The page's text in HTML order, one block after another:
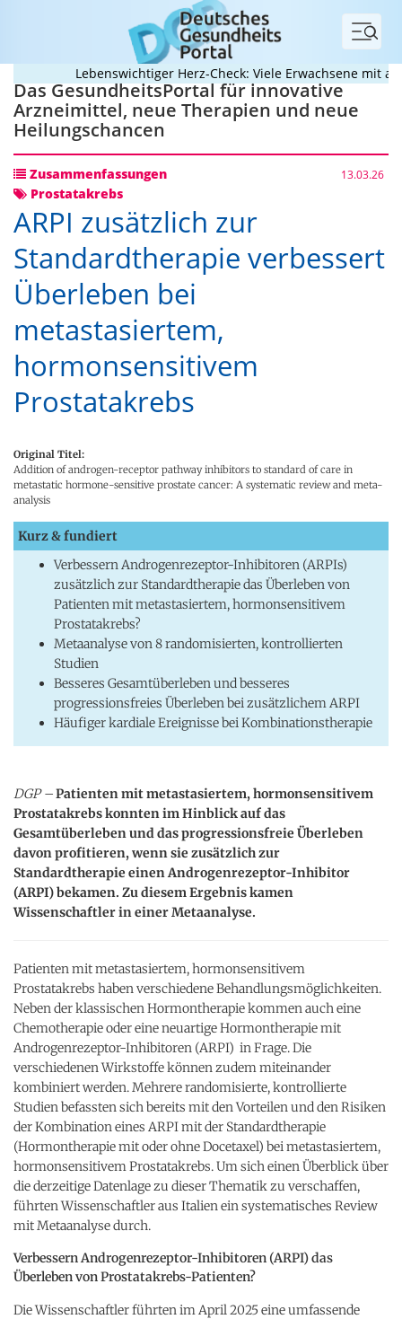
Menü
Lebenswichtiger Herz-Check: Viele Erwachsene mit
Das GesundheitsPortal für innovative
Arzneimittel, neue Therapien und neue
Heilungschancen
Zusammenfassungen 13.03.26
Prostatakrebs
ARPI zusätzlich zur
Standardtherapie verbessert
Überleben bei
metastasiertem,
hormonsensitivem
Prostatakrebs
Original Titel:
Addition of androgen-receptor pathway inhibitors to standard of care in
metastatic hormone-sensitive prostate cancer: A systematic review and meta-
analysis
Kurz & fundiert
Verbessern Androgenrezeptor-Inhibitoren (ARPIs)
zusätzlich zur Standardtherapie das Überleben von
Patienten mit metastasiertem, hormonsensitivem
Prostatakrebs?
Metaanalyse von 8 randomisierten, kontrollierten
Studien
Besseres Gesamtüberleben und besseres
progressionsfreies Überleben bei zusätzlichem ARPI
Häufiger kardiale Ereignisse bei Kombinationstherapie
DGP –Patienten mit metastasiertem, hormonsensitivem
Prostatakrebs konnten im Hinblick auf das
Gesamtüberleben und das progressionsfreie Überleben
davon profitieren, wenn sie zusätzlich zur
Standardtherapie einen Androgenrezeptor-Inhibitor
(ARPI) bekamen. Zu diesem Ergebnis kamen
Wissenschaftler in einer Metaanalyse.
Patienten mit metastasiertem, hormonsensitivem
Prostatakrebs haben verschiedene Behandlungsmöglichkeiten.
Neben der klassischen Hormontherapie kommen auch eine
Chemotherapie oder eine neuartige Hormontherapie mit
Androgenrezeptor-Inhibitoren (ARPI) in Frage. Die
verschiedenen Wirkstoffe können zudem miteinander
kombiniert werden. Mehrere randomisierte, kontrollierte
Studien befassten sich bereits mit den Vorteilen und den Risiken
der Kombination eines ARPI mit der Standardtherapie
(Hormontherapie mit oder ohne Docetaxel) bei metastasiertem,
hormonsensitivem Prostatakrebs. Um sich einen Überblick über
die derzeitige Datenlage zu dieser Thematik zu verschaffen,
führten Wissenschaftler aus Italien ein systematisches Review
mit Metaanalyse durch.
Verbessern Androgenrezeptor-Inhibitoren (ARPI) das
Überleben von Prostatakrebs-Patienten?
Die Wissenschaftler führten im April 2025 eine umfassende